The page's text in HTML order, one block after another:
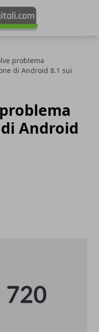
problema
di Android 8.1 sui
Android